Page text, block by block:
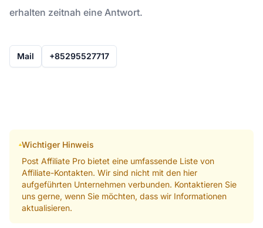
erhalten zeitnah eine Antwort.
Mail +85295527717
Wichtiger Hinweis
Post Affiliate Pro bietet eine umfassende Liste von
Affiliate-Kontakten. Wir sind nicht mit den hier
aufgeführten Unternehmen verbunden. Kontaktieren Sie
uns gerne, wenn Sie möchten, dass wir Informationen
aktualisieren.